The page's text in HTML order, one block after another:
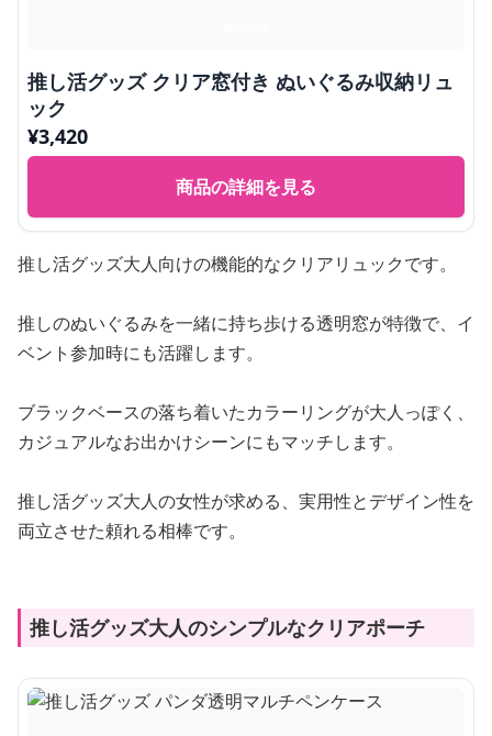
推し活グッズ クリア窓付き ぬいぐるみ収納リュ
ック
¥3,420
商品の詳細を見る
推し活グッズ大人向けの機能的なクリアリュックです。
推しのぬいぐるみを一緒に持ち歩ける透明窓が特徴で、イ
ベント参加時にも活躍します。
ブラックベースの落ち着いたカラーリングが大人っぽく、
カジュアルなお出かけシーンにもマッチします。
推し活グッズ大人の女性が求める、実用性とデザイン性を
両立させた頼れる相棒です。
推し活グッズ大人のシンプルなクリアポーチ